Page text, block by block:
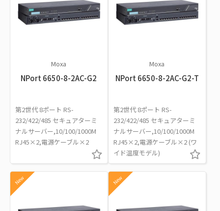
Moxa
NPort 6650-8-2AC-G2
第2世代 8ポート RS-
232/422/485 セキュアターミ
ナルサーバー,10/100/1000M
RJ45×2,電源ケーブル×2
Moxa
NPort 6650-8-2AC-G2-T
第2世代 8ポート RS-
232/422/485 セキュアターミ
ナルサーバー,10/100/1000M
RJ45×2,電源ケーブル×2 (ワ
イド温度モデル)
New New